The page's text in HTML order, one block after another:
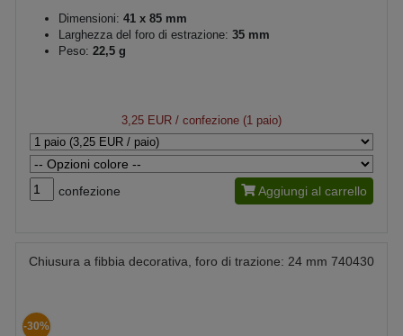
Dimensioni: 41 x 85 mm
Larghezza del foro di estrazione: 35 mm
Peso: 22,5 g
3,25 EUR / confezione (1 paio)
confezione Aggiungi al carrello
Chiusura a fibbia decorativa, foro di trazione: 24 mm 740430
-30%